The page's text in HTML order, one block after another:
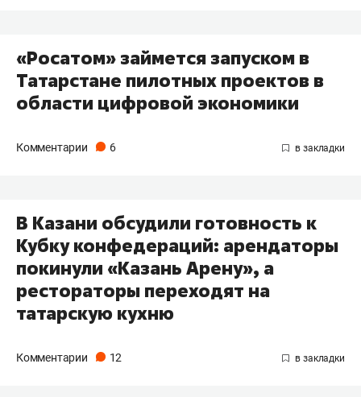
«Росатом» займется запуском в
Татарстане пилотных проектов в
области цифровой экономики
Комментарии 6
В Казани обсудили готовность к
Кубку конфедераций: арендаторы
покинули «Казань Арену», а
рестораторы переходят на
татарскую кухню
Комментарии 12